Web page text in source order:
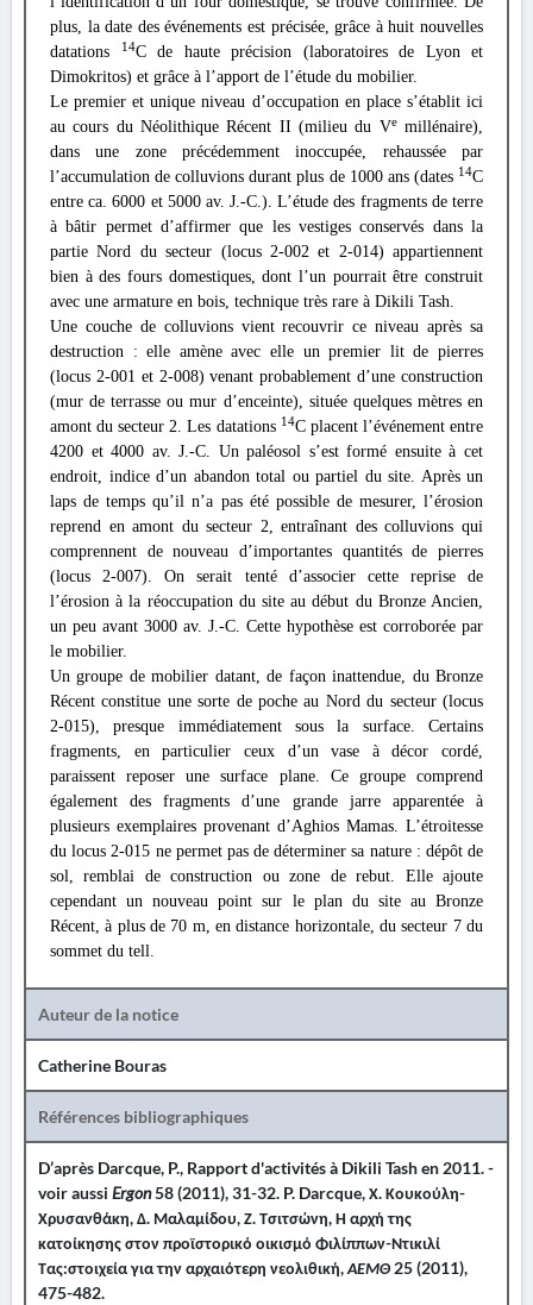
plus, la date des événements est précisée, grâce à huit nouvelles
datations
14C de haute précision (laboratoires de Lyon et
Dimokritos) et grâce à l’apport de l’étude du mobilier.
Le premier et unique niveau d’occupation en place s’établit ici
au cours du Néolithique Récent II (milieu du Vemillénaire),
dans une zone précédemment inoccupée, rehaussée par
l’accumulation de colluvions durant plus de 1000 ans (dates 14C
entre ca. 6000 et 5000 av. J.-C.). L’étude des fragments de terre
à bâtir permet d’affirmer que les vestiges conservés dans la
partie Nord du secteur (locus 2-002 et 2-014) appartiennent
bien à des fours domestiques, dont l’un pourrait être construit
avec une armature en bois, technique très rare à Dikili Tash.
Une couche de colluvions vient recouvrir ce niveau après sa
destruction : elle amène avec elle un premier lit de pierres
(locus 2-001 et 2-008) venant probablement d’une construction
(mur de terrasse ou mur d’enceinte), située quelques mètres en
amont du secteur 2. Les datations 14C placent l’événement entre
4200 et 4000 av. J.-C. Un paléosol s’est formé ensuite à cet
endroit, indice d’un abandon total ou partiel du site. Après un
laps de temps qu’il n’a pas été possible de mesurer, l’érosion
reprend en amont du secteur 2, entraînant des colluvions qui
comprennent de nouveau d’importantes quantités de pierres
(locus 2-007). On serait tenté d’associer cette reprise de
l’érosion à la réoccupation du site au début du Bronze Ancien,
un peu avant 3000 av. J.-C. Cette hypothèse est corroborée par
le mobilier.
Un groupe de mobilier datant, de façon inattendue, du Bronze
Récent constitue une sorte de poche au Nord du secteur (locus
2-015), presque immédiatement sous la surface. Certains
fragments, en particulier ceux d’un vase à décor cordé,
paraissent reposer une surface plane. Ce groupe comprend
également des fragments d’une grande jarre apparentée à
plusieurs exemplaires provenant d’Aghios Mamas. L’étroitesse
du locus 2-015 ne permet pas de déterminer sa nature : dépôt de
sol, remblai de construction ou zone de rebut. Elle ajoute
cependant un nouveau point sur le plan du site au Bronze
Récent, à plus de 70 m, en distance horizontale, du secteur 7 du
sommet du tell.
Auteur de la notice
Catherine Bouras
Références bibliographiques
D’après Darcque, P., Rapport d'activités à Dikili Tash en 2011. -
voir aussi Ergon58 (2011), 31-32. P. Darcque, Χ. Κουκούλη-
Χρυσανθάκη, Δ. Μαλαμίδου, Ζ. Τσιτσώνη, Η αρχή της
κατοίκησης στον προϊστορικό οικισμό Φιλίππων-Ντικιλί
Τας:στοιχεία για την αρχαιότερη νεολιθική,ΑΕΜΘ25 (2011),
475-482.